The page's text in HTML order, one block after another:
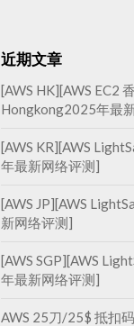
近期文章
[AWS HK][AWS EC2
Hongkong2025年最
[AWS KR][AWS
年最新网络评测]
[AWS JP][AWS
新网络评测]
[AWS SGP][AWS
年最新网络评测]
AWS 25刀/25$ 抵扣